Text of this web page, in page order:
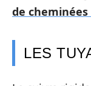
de
LES